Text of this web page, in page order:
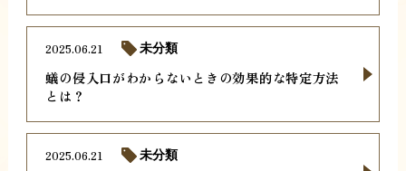
蟻の侵入口がわからないときの効果的な特定方法
とは？
2025.06.21 未分類
2025.06.21 未分類